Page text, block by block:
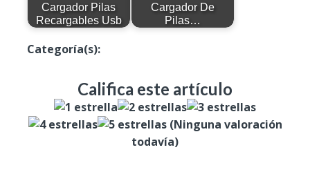
Cargador Pilas
Recargables Usb
Cargador De
Pilas…
Categoría(s):Productos
Califica este artículo
(Ninguna valoración
todavía)